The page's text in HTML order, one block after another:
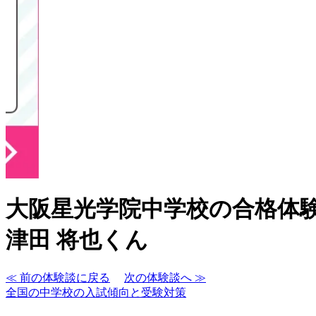
大阪星光学院中学校の合格体
津田 将也くん
≪ 前の体験談に戻る
次の体験談へ ≫
全国の中学校の入試傾向と受験対策